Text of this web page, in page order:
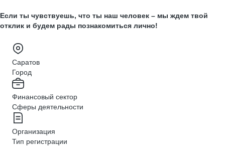
Если ты чувствуешь, что ты наш человек – мы ждем твой
отклик и будем рады познакомиться лично!
Саратов
Город
Финансовый сектор
Сферы деятельности
Организация
Тип регистрации